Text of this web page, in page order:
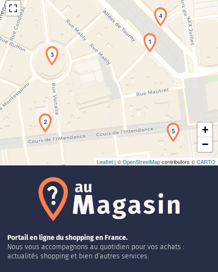
Chargement de la carte en cours...
1
2
3
4
5
+
−
Leaflet | ©OpenStreetMapcontributors ©CARTO
Portail en ligne du shopping en France.
Nous vous accompagnons au quotidien pour vos achats :
actualités shopping et bien d’autres services.